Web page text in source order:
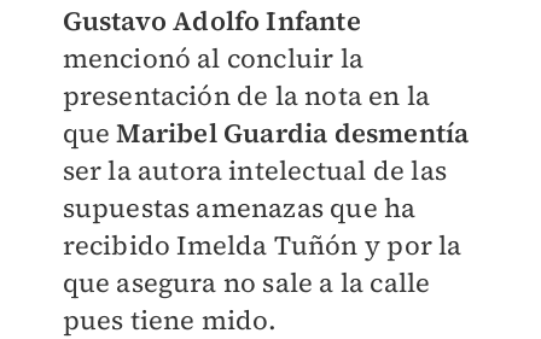
Gustavo Adolfo Infante
mencionó al concluir la
presentación de la nota en la
que Maribel Guardia desmentía
ser la autora intelectual de las
supuestas amenazas que ha
recibido Imelda Tuñón y por la
que asegura no sale a la calle
pues tiene mido.